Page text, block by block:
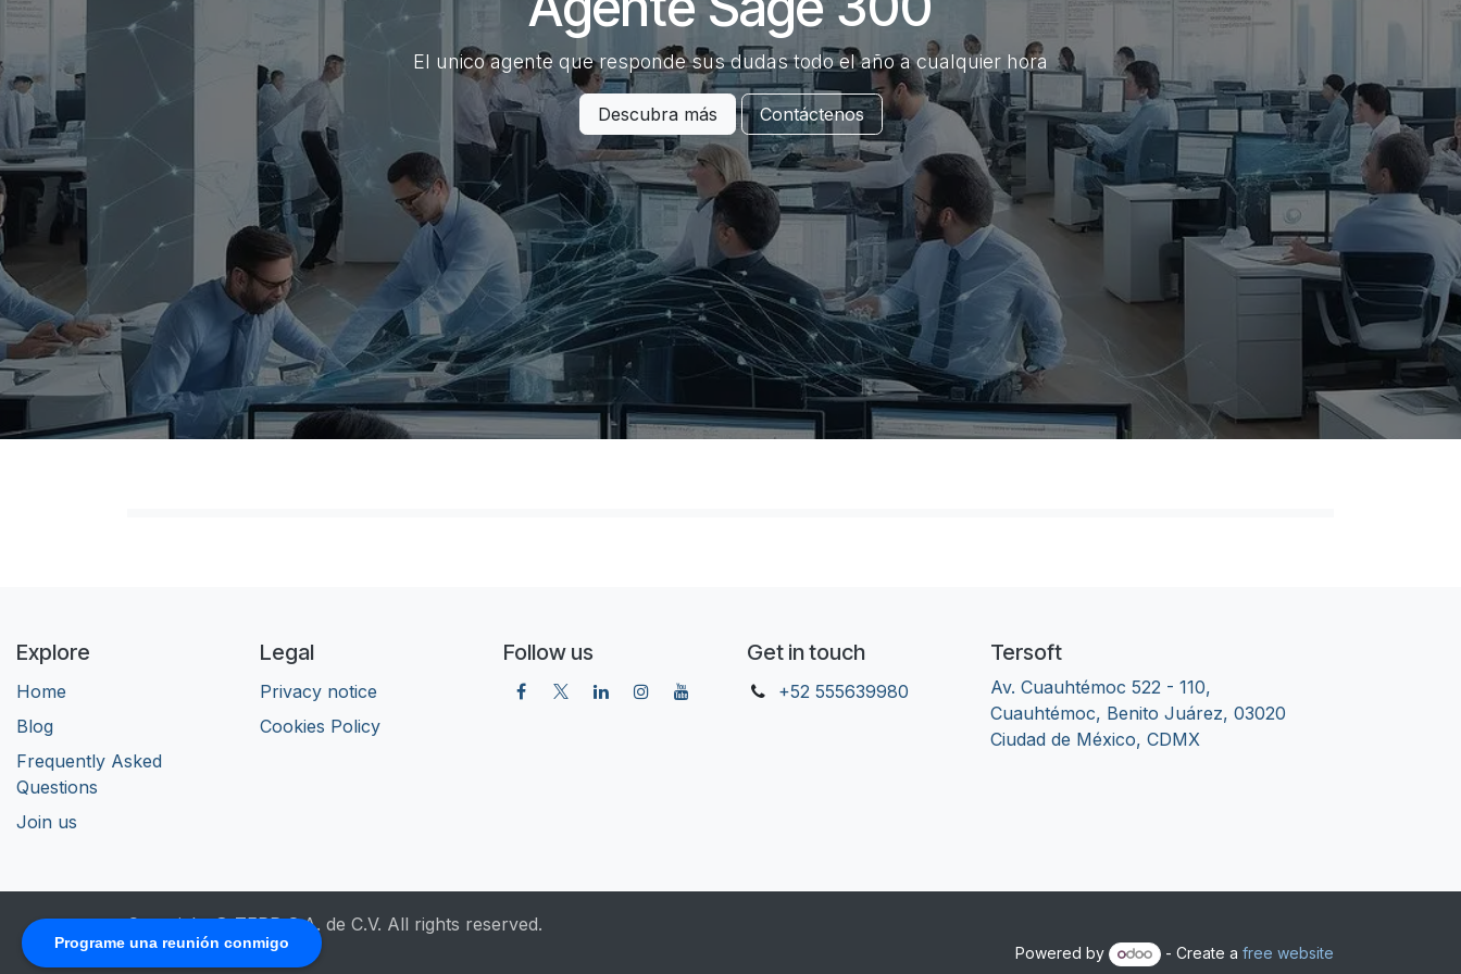
Programe una reunión conmigo
El unico agente que responde sus dudas todo el año a cualquier hora
Descubra más Contáctenos
Explore
Home
Blog
Frequently Asked
Questions
Join us
Legal
Privacy notice
​Cookies Policy
Follow us Get in touch
+52 555639980
Tersoft
Av. Cuauhtémoc 522 - 110,
Cuauhtémoc, Benito Juárez, 03020
Ciudad de México, CDMX
Copyright © TERP S.A. de C.V. All rights reserved.
English (US) | Español Powered by - Create a free website